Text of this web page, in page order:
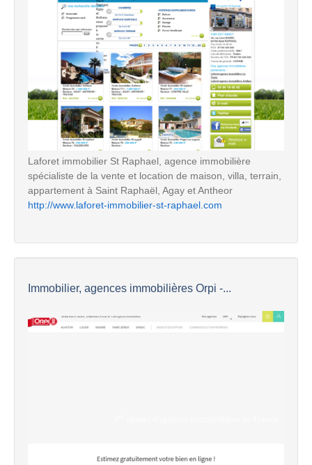
Laforet immobilier St Raphael, agence immobilière
spécialiste de la vente et location de maison, villa, terrain,
appartement à Saint Raphaël, Agay et Antheor
http://www.laforet-immobilier-st-raphael.com
Immobilier, agences immobilières Orpi -...